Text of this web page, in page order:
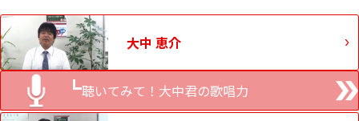
大中 恵介
聴いてみて！大中君の歌唱力